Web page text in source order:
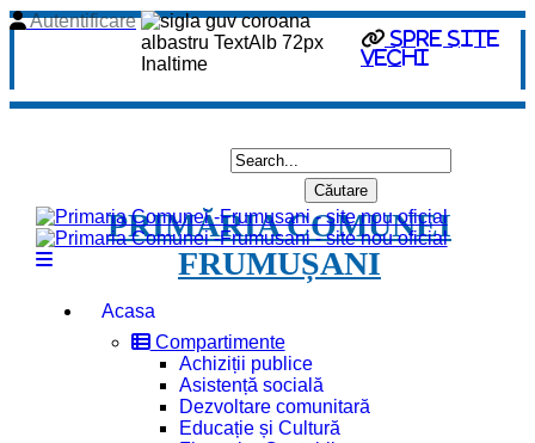
spre site
vechi
Autentificare
PRIMĂRIA COMUNEI
FRUMUȘANI
Acasa
Compartimente
Achiziții publice
Asistență socială
Dezvoltare comunitară
Educație și Cultură